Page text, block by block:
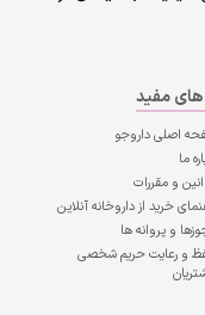
مفید
اصلیداروجو
ما
و مقررات
خرید از داروخانه آنلاین
و پروانه ها
و رعایت حریم شخصی